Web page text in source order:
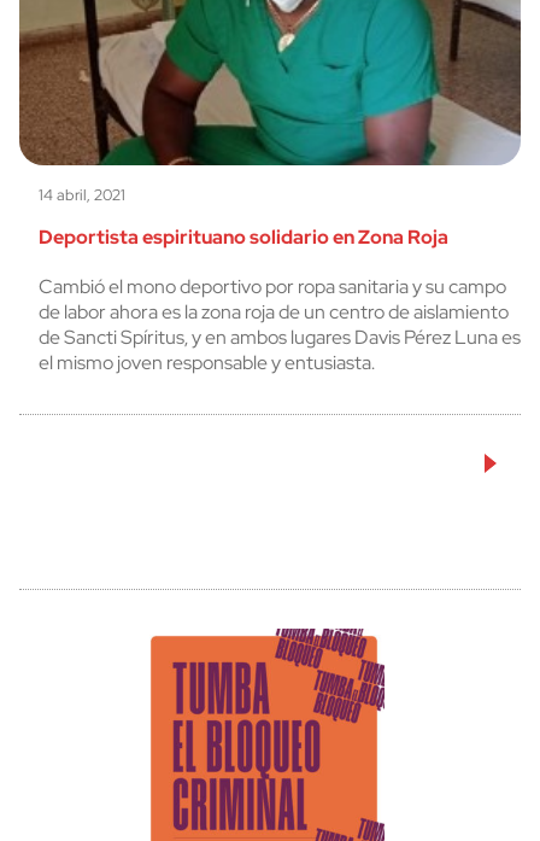
14 abril, 2021
Deportista espirituano solidario en Zona Roja
Cambió el mono deportivo por ropa sanitaria y su campo
de labor ahora es la zona roja de un centro de aislamiento
de Sancti Spíritus, y en ambos lugares Davis Pérez Luna es
el mismo joven responsable y entusiasta.